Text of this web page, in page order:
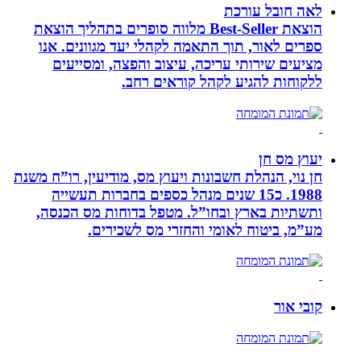
לאה חובל עורכת
הוצאת Best-Seller מלווה סופרים בתהליך הוצאת
ספרים לאור, תוך התאמה לקהלי יעד מגוונים. אנו
מציעים שירותי עריכה, עיצוב והפצה, ומסייעים
ללקוחות להגיע לקהל קוראים רחב.
יעוץ מס חן
חן נוי, הנהלת חשבונות ויעוץ מס, מודיעין, רו”ח משנת
1988. כ15 שנים מנהל כספים בחברות תעשייה
ותשתיות בארץ ובחו”ל. מטפל בדוחות מס הכנסה,
מע”מ, ביטוח לאומי והחזרי מס לשכירים.
קובי אור